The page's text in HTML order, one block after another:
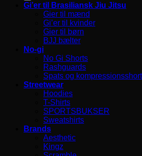
Gi’er til Brasiliansk Jiu Jitsu
Gier til mænd
Gi’er til kvinder
Gier til børn
BJJ bælter
No-gi
No Gi Shorts
Rashguards
Spats og
Streetwear
Hoodies
T-Shirts
SPORTSBUKSER
Sweatshirts
Brands
Aesthetic
Kingz